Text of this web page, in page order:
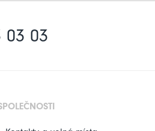
03 03